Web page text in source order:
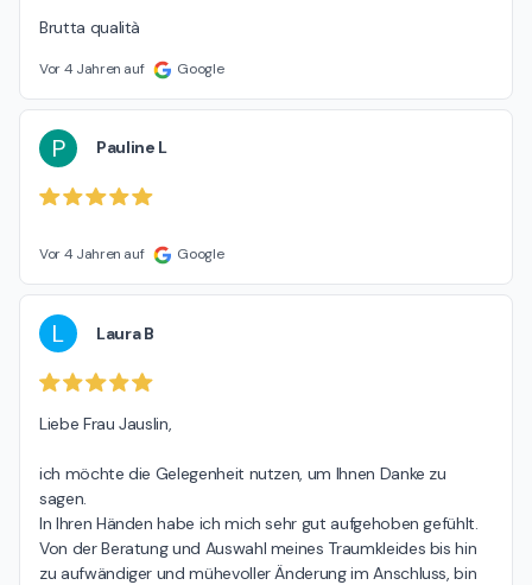
Brutta qualità
Vor 4 Jahren auf Google
P Pauline L
Vor 4 Jahren auf Google
L Laura B
Liebe Frau Jauslin,
ich möchte die Gelegenheit nutzen, um Ihnen Danke zu
sagen.
In Ihren Händen habe ich mich sehr gut aufgehoben gefühlt.
Von der Beratung und Auswahl meines Traumkleides bis hin
zu aufwändiger und mühevoller Änderung im Anschluss, bin